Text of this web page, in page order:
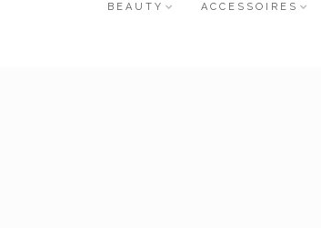
BEAUTY ACCESSOIRES